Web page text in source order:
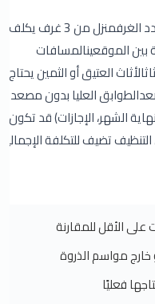
العاملالتأثير على السعرحجم الأثاث وعدد الغرفمنزل من 3 غرف يكلف
الموقعينالمسافات
العتيق أو الثمين يحتاج
العليا بدون مصعد
الشهر، الإجازات) قد تكون
تضيف للتكلفة الإجمالية
خارج مواسم الذروة
فعليًا